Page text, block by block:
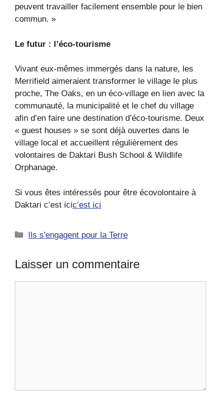
peuvent travailler facilement ensemble pour le bien
commun. »
Le futur : l’éco-tourisme
Vivant eux-mêmes immergés dans la nature, les
Merrifield aimeraient transformer le village le plus
proche, The Oaks, en un éco-village en lien avec la
communauté, la municipalité et le chef du village
afin d’en faire une destination d’éco-tourisme. Deux
« guest houses » se sont déjà ouvertes dans le
village local et accueillent régulièrement des
volontaires de Daktari Bush School & Wildlife
Orphanage.
Si vous êtes intéressés pour être écovolontaire à
Daktari c’est icic’est ici
Catégories
Ils s'engagent pour la Terre
Laisser un commentaire